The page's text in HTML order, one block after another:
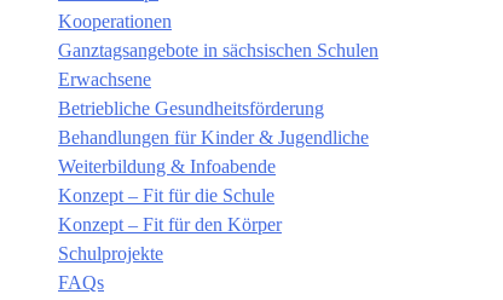
Kooperationen
Ganztagsangebote in sächsischen Schulen
Erwachsene
Betriebliche Gesundheitsförderung
Behandlungen für Kinder & Jugendliche
Weiterbildung & Infoabende
Konzept – Fit für die Schule
Konzept – Fit für den Körper
Schulprojekte
FAQs